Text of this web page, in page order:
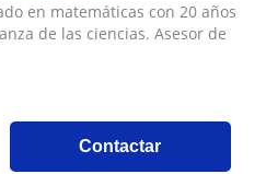
en matemáticas con 20 años
de las ciencias. Asesor de
Contactar